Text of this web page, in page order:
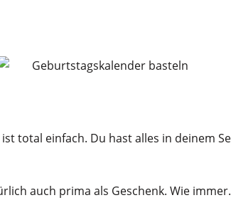
total einfach. Du hast alles in deinem
auch prima als Geschenk. Wie